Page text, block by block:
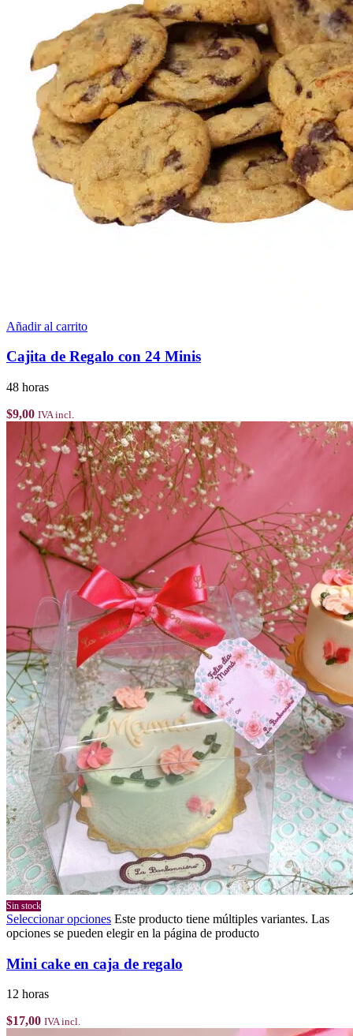
Añadir al carrito
Cajita de Regalo con 24 Minis
48 horas
$9,00 IVA incl.
Sin stock
Seleccionar opciones Este producto tiene múltiples variantes. Las
opciones se pueden elegir en la página de producto
Mini cake en caja de regalo
12 horas
$17,00 IVA incl.